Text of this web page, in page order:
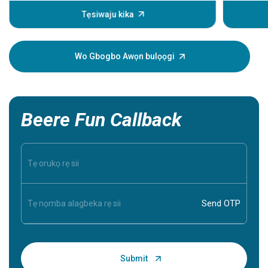
Tẹsiwaju kika
lọ́wọ́ láti
nípa wọn.
Wo Gbogbo Awọn bulọọgi
Beere Fun Callback